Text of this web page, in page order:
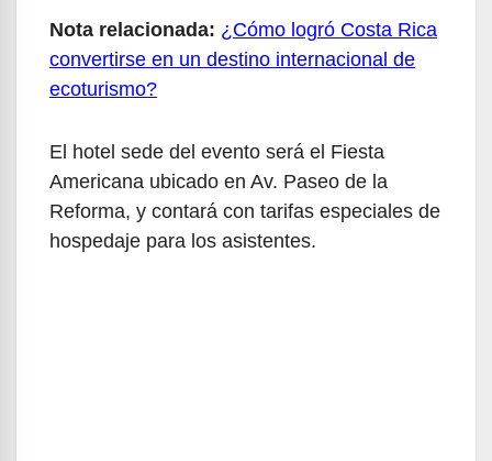
Nota relacionada: ¿Cómo logró Costa Rica
convertirse en un destino internacional de
ecoturismo?
El hotel sede del evento será el Fiesta
Americana ubicado en Av. Paseo de la
Reforma, y contará con tarifas especiales de
hospedaje para los asistentes.